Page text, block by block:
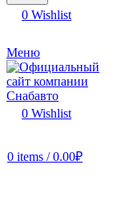
0 Wishlist
Меню
0 Wishlist
0 items / 0.00₽